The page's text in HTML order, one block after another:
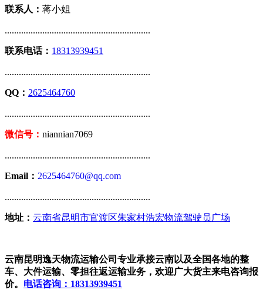
联系人： 蒋小姐
..............................................................
联系电话： 18313939451
..............................................................
QQ： 2625464760
..............................................................
微信号： niannian7069
..............................................................
Email： 2625464760@qq.com
..............................................................
地址： 云南省昆明市官渡区朱家村浩宏物流驾驶员广场
云南昆明逸天物流运输公司专业承接云南以及全国各地的整
车、大件运输、零担往返运输业务，欢迎广大货主来电咨询报
价。 电话咨询：18313939451